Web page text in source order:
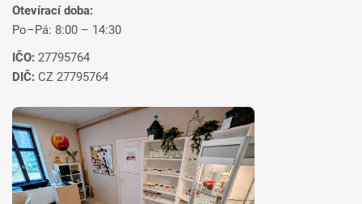
Otevírací doba:
Po–Pá: 8:00 – 14:30
IČO: 27795764
DIČ: CZ 27795764